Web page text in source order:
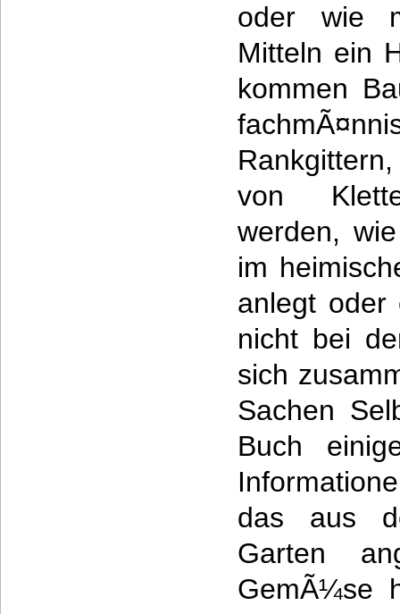
oder wie
Mitteln ein
kommen
von
werden,
im
anlegt oder
nicht bei
sich
Sachen
Buch
das aus
Garten
GemÃ¼se